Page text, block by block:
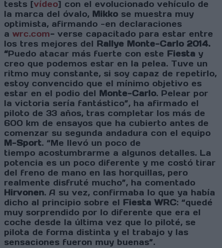
tests [vídeo] con el evolucionado vehículo de
la marca del óvalo, Mikko se muestra muy
optimista, afirmando -en declaraciones
a wrc.com- verse capacitado para estar entre
los tres mejores del Rallye Monte-Carlo 2014.
“Puedo atacar más fuerte con este Fiesta y
creo que podemos estar en la pelea. Tuve un
ritmo muy constante, si soy capaz de repetirlo,
estoy convencido que el mínimo objetivo es
estar en el podio del Monte-Carlo. Pelear por
la victoria sería fantástico”, ha afirmado el
piloto de 33 años, tras completar los más de
600 km de ensayos que ha cubierto antes de
comenzar su segunda andadura con el equipo
M-Sport. “Me llevó un poco de
tiempo acostumbrarme a algunos detalles. La
potencia es un poco diferente y me costó tirar
del freno de mano en las horquillas, pero
realmente disfruté mucho”, ha comentado
Hirvonen. A su vez, confirmaba lo que ya había
dicho al principio sobre el Fiesta WRC: “quedé
muy sorprendido por lo diferente que era el
coche desde la última vez que lo piloté, se
pilota de forma distinta y el trabajo y las
sensaciones fueron muy buenas”.